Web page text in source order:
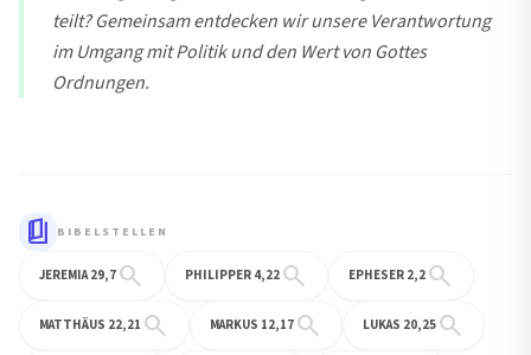
teilt? Gemeinsam entdecken wir unsere Verantwortung
im Umgang mit Politik und den Wert von Gottes
Ordnungen.
book_5 BIBELSTELLEN
JEREMIA 29,7 search PHILIPPER 4,22 search EPHESER 2,2 search
MATTHÄUS 22,21 search MARKUS 12,17 search LUKAS 20,25 search